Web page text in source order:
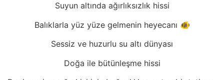
Suyun altında ağırlıksızlık hissi
Balıklarla yüz yüze gelmenin heyecanı 🐠
Sessiz ve huzurlu su altı dünyası
Doğa ile bütünleşme hissi